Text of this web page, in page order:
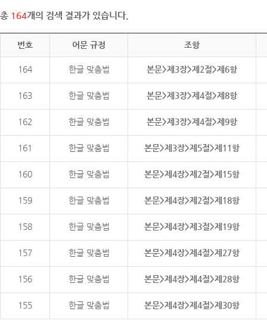
총 164개의 검색 결과가 있습니다.
번호 어문 규정 조항
164 한글 맞춤법 본문>제3장>제2절>제6항
163 한글 맞춤법 본문>제3장>제4절>제8항
162 한글 맞춤법 본문>제3장>제4절>제9항
161 한글 맞춤법 본문>제3장>제5절>제11항
160 한글 맞춤법 본문>제4장>제2절>제15항
159 한글 맞춤법 본문>제4장>제2절>제18항
158 한글 맞춤법 본문>제4장>제3절>제19항
157 한글 맞춤법 본문>제4장>제4절>제27항
156 한글 맞춤법 본문>제4장>제4절>제28항
155 한글 맞춤법 본문>제4장>제4절>제30항